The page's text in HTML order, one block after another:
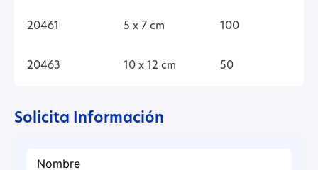
20461 5 x 7 cm 100
20463 10 x 12 cm 50
Solicita Información